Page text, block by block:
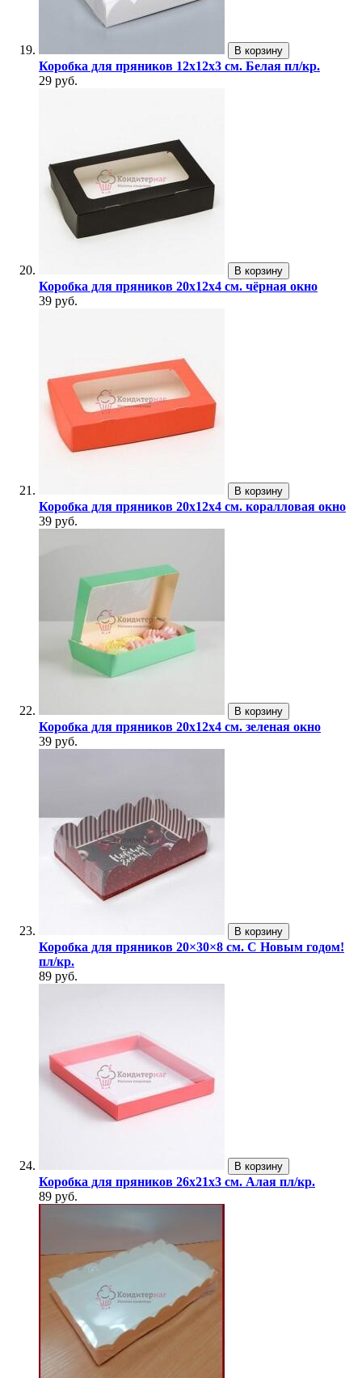
В корзину
Коробка для пряников 12х12х3 см. Белая пл/кр.
29 руб.
В корзину
Коробка для пряников 20х12х4 см. чёрная окно
39 руб.
В корзину
Коробка для пряников 20х12х4 см. коралловая окно
39 руб.
В корзину
Коробка для пряников 20х12х4 см. зеленая окно
39 руб.
В корзину
Коробка для пряников 20×30×8 см. С Новым годом!
пл/кр.
89 руб.
В корзину
Коробка для пряников 26х21х3 см. Алая пл/кр.
89 руб.